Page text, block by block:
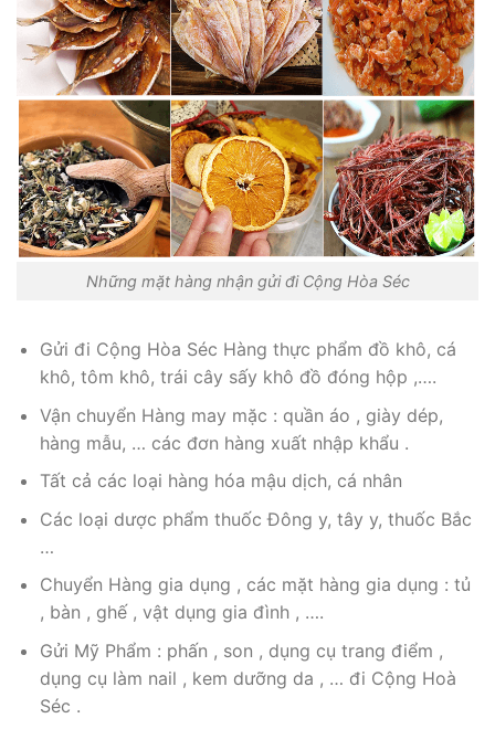
Những mặt hàng nhận gửi đi Cộng Hòa Séc
Gửi đi Cộng Hòa Séc Hàng thực phẩm đồ khô, cá
khô, tôm khô, trái cây sấy khô đồ đóng hộp ,….
Vận chuyển Hàng may mặc : quần áo , giày dép,
hàng mẫu, … các đơn hàng xuất nhập khẩu .
Tất cả các loại hàng hóa mậu dịch, cá nhân
Các loại dược phẩm thuốc Đông y, tây y, thuốc Bắc
…
Chuyển Hàng gia dụng , các mặt hàng gia dụng : tủ
, bàn , ghế , vật dụng gia đình , ….
Gửi Mỹ Phẩm : phấn , son , dụng cụ trang điểm ,
dụng cụ làm nail , kem dưỡng da , … đi Cộng Hoà
Séc .